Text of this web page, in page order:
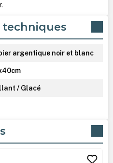
techniques
argentique noir et blanc
/ Glacé